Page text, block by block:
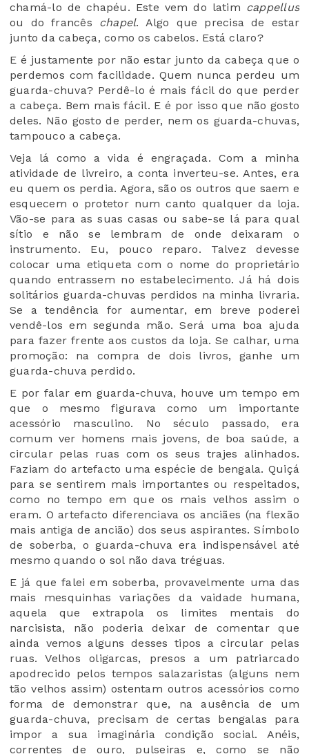
chamá-lo de chapéu. Este vem do latim cappellus
ou do francês chapel. Algo que precisa de estar
junto da cabeça, como os cabelos. Está claro?
E é justamente por não estar junto da cabeça que o
perdemos com facilidade. Quem nunca perdeu um
guarda-chuva? Perdê-lo é mais fácil do que perder
a cabeça. Bem mais fácil. E é por isso que não gosto
deles. Não gosto de perder, nem os guarda-chuvas,
tampouco a cabeça.
Veja lá como a vida é engraçada. Com a minha
atividade de livreiro, a conta inverteu-se. Antes, era
eu quem os perdia. Agora, são os outros que saem e
esquecem o protetor num canto qualquer da loja.
Vão-se para as suas casas ou sabe-se lá para qual
sítio e não se lembram de onde deixaram o
instrumento. Eu, pouco reparo. Talvez devesse
colocar uma etiqueta com o nome do proprietário
quando entrassem no estabelecimento. Já há dois
solitários guarda-chuvas perdidos na minha livraria.
Se a tendência for aumentar, em breve poderei
vendê-los em segunda mão. Será uma boa ajuda
para fazer frente aos custos da loja. Se calhar, uma
promoção: na compra de dois livros, ganhe um
guarda-chuva perdido.
E por falar em guarda-chuva, houve um tempo em
que o mesmo figurava como um importante
acessório masculino. No século passado, era
comum ver homens mais jovens, de boa saúde, a
circular pelas ruas com os seus trajes alinhados.
Faziam do artefacto uma espécie de bengala. Quiçá
para se sentirem mais importantes ou respeitados,
como no tempo em que os mais velhos assim o
eram. O artefacto diferenciava os anciães (na flexão
mais antiga de ancião) dos seus aspirantes. Símbolo
de soberba, o guarda-chuva era indispensável até
mesmo quando o sol não dava tréguas.
E já que falei em soberba, provavelmente uma das
mais mesquinhas variações da vaidade humana,
aquela que extrapola os limites mentais do
narcisista, não poderia deixar de comentar que
ainda vemos alguns desses tipos a circular pelas
ruas. Velhos oligarcas, presos a um patriarcado
apodrecido pelos tempos salazaristas (alguns nem
tão velhos assim) ostentam outros acessórios como
forma de demonstrar que, na ausência de um
guarda-chuva, precisam de certas bengalas para
impor a sua imaginária condição social. Anéis,
correntes de ouro, pulseiras e, como se não